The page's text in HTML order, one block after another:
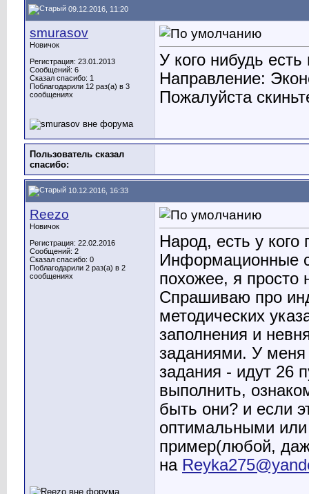
09.12.2016, 11:20
smurasov
Новичок
Регистрация: 23.01.2013
Сообщений: 6
Сказал спасибо: 1
Поблагодарили 12 раз(а) в 3
сообщениях
У кого нибудь
Направление:
Пожалуйста
Пользователь сказал
cпасибо:
10.12.2016, 16:33
Reezo
Новичок
Регистрация: 22.02.2016
Сообщений: 2
Сказал спасибо: 0
Поблагодарили 2 раз(а) в 2
сообщениях
Народ, есть у
Информационные
похожее, я просто
Спрашиваю про
методических
заполнения и
заданиями. У меня
задания - идут 26
выполнить,
быть они? и если
оптимальными или
пример(любой,
на